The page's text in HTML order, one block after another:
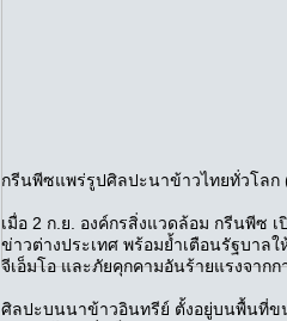
กรีนพีซแพร่รูปศิลปะนาข้าวไทยทั่วโลก
เมื่อ 2 ก.ย. องค์กรสิ่งแวดล้อม กรีนพีซ
ข่าวต่างประเทศ พร้อมย้ำเตือนรัฐบาล
จีเอ็มโอ และภัยคุกคามอันร้ายแรงจาก
ศิลปะบนนาข้าวอินทรีย์ ตั้งอยู่บนพื้นที่ข